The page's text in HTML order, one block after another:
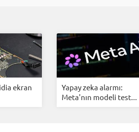
Dondurma İnstagram Çöktü
ekran
Yapay zeka alarmı:
Meta'nın modeli test...